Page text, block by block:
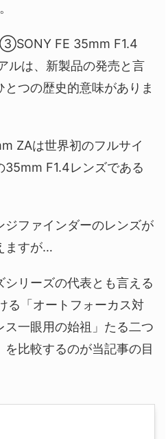
FE 35mm F1.4
ルは、新製品の発売と言
つの歴史的意味がありま
ZAは世界初のフルサイ
35mm F1.4レンズである
ファインダーのレンズが
ますが…
リーズの代表とも言える
る「オートフォーカス対
一眼用の始祖」たる二つ
を比較するのが当記事の目